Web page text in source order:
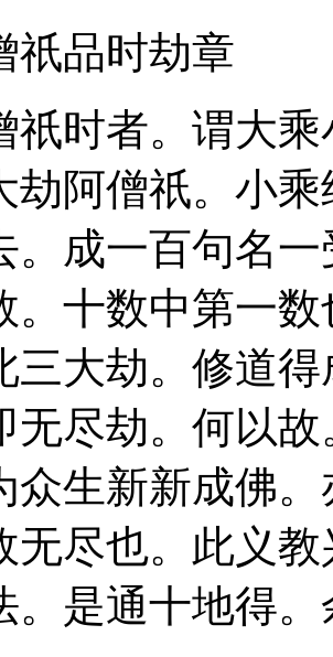
品时劫章
者。谓大乘
劫阿僧祇。小
。成一百句名
。十数中第一
三大劫。修道
无尽劫。何以
众生新新成佛
无尽也。此义
。是通十地得